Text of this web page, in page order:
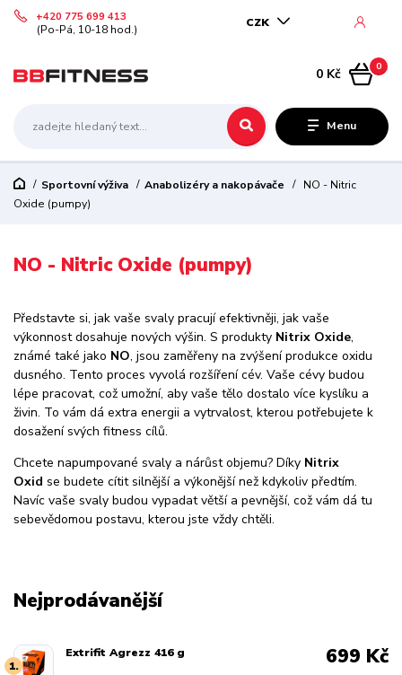
Menu
CZK
+420 775 699 413
(Po-Pá, 10-18 hod.)
0
0 Kč
Sportovní výživa Anabolizéry a nakopávače
NO - Nitric
Oxide (pumpy)
NO - Nitric Oxide (pumpy)
Představte si, jak vaše svaly pracují efektivněji, jak vaše
výkonnost dosahuje nových výšin. S produkty Nitrix Oxide,
známé také jako NO, jsou zaměřeny na zvýšení produkce oxidu
dusného. Tento proces vyvolá rozšíření cév. Vaše cévy budou
lépe pracovat, což umožní, aby vaše tělo dostalo více kyslíku a
živin. To vám dá extra energii a vytrvalost, kterou potřebujete k
dosažení svých fitness cílů.
Chcete napumpované svaly a nárůst objemu? Díky Nitrix
Oxid se budete cítit silnější a výkonější než kdykoliv předtím.
Navíc vaše svaly budou vypadat větší a pevnější, což vám dá tu
sebevědomou postavu, kterou jste vždy chtěli.
Nejprodávanější
1.
Extrifit Agrezz 416 g 699 Kč